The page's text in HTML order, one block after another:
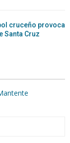
cruceño provoca
Santa Cruz